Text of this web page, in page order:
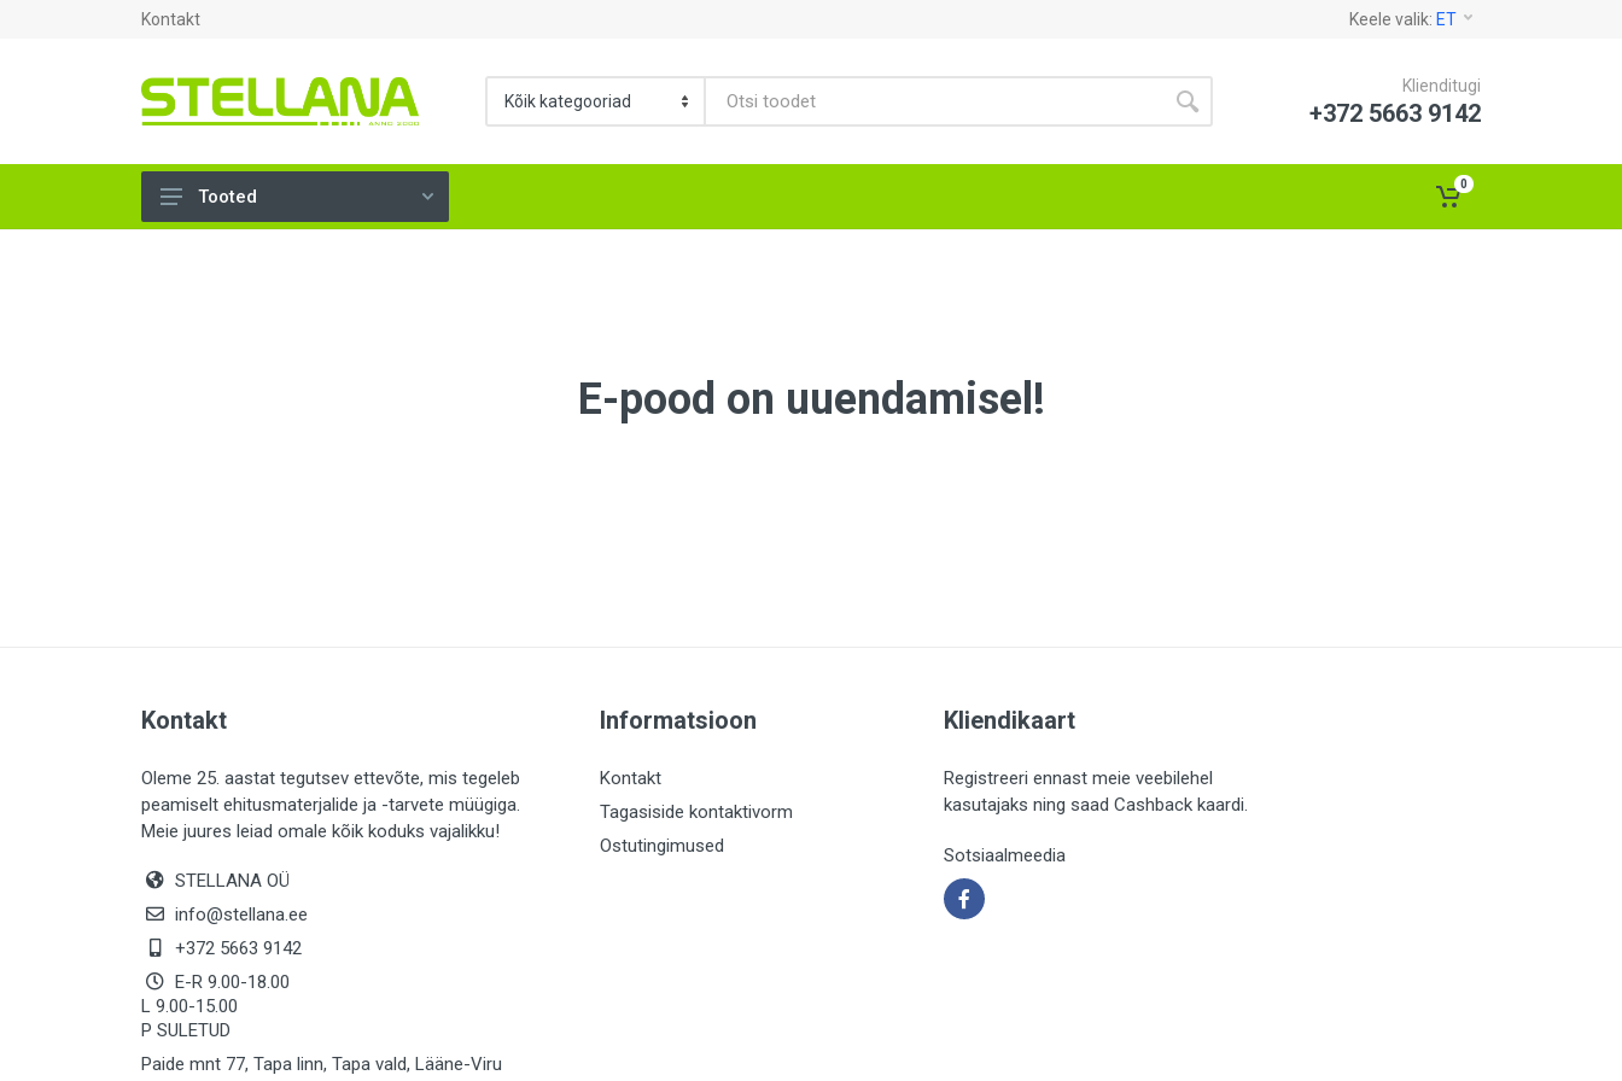
Kontakt Keele valik: ET
Klienditugi
+372 5663 9142
LIISTUD (183)
KIVID (31)
KATTED (132)
MAALRITARBED (1024)
SOOJUSTUS (15)
KEEMIA (220)
TÖÖRIIDED (117)
SAUN (8)
Tooted
0
E-pood on uuendamisel!
Kontakt
Oleme 25. aastat tegutsev ettevõte, mis tegeleb
peamiselt ehitusmaterjalide ja -tarvete müügiga.
Meie juures leiad omale kõik koduks vajalikku!
STELLANA OÜ
info@stellana.ee
+372 5663 9142
E-R 9.00-18.00
L 9.00-15.00
P SULETUD
Paide mnt 77, Tapa linn, Tapa vald, Lääne-Viru
Informatsioon
Kontakt
Tagasiside kontaktivorm
Ostutingimused
Kliendikaart
Registreeri ennast meie veebilehel
kasutajaks ning saad Cashback kaardi.
Sotsiaalmeedia